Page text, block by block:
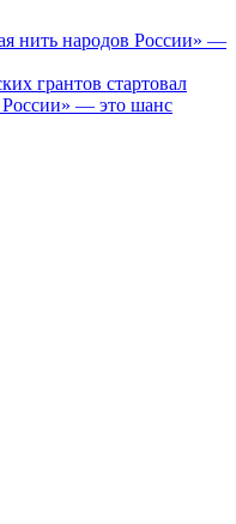
нить народов России» —
грантов стартовал
России» — это шанс